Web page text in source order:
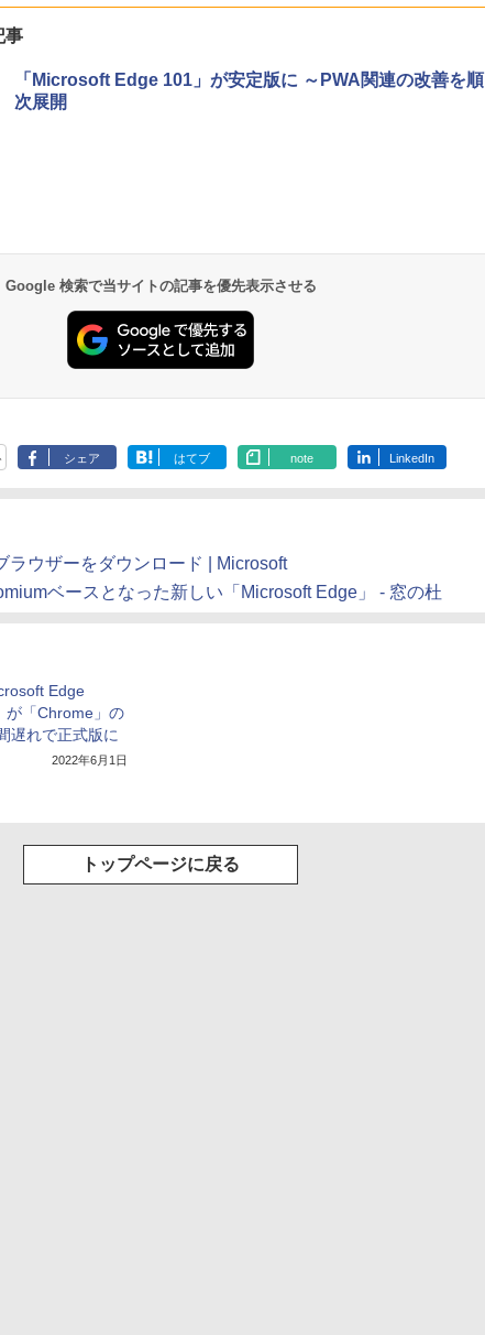
ドメモリ、1TB SSD
ド、Touch ID - ミッ
のAIコーディング入
ブラック
年発売)
イト
事
「Microsoft Edge 101」が安定版に ～PWA関連の改善を順
次展開
Google 検索で当サイトの記事を優先表示させる
シェア はてブ note LinkedIn
ラウザーをダウンロード | Microsoft
ベースとなった新しい「Microsoft Edge」 - 窓の杜
Edge
が「Chrome」の
遅れで正式版に
2022年6月1日
トップページに戻る